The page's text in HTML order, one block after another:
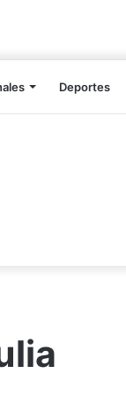
Deportes